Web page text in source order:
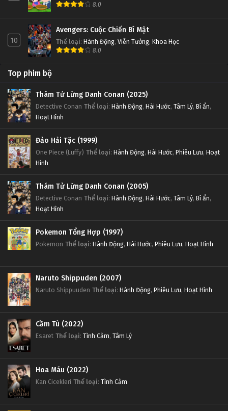
8.0
10
Avengers: Cuộc Chiến Bí Mật
Thể loại: Hành Động, Viễn Tưởng, Khoa Học
8.0
Top phim bộ
Thám Tử Lừng Danh Conan (2025)
Detective Conan Thể loại: Hành Động, Hài Hước, Tâm Lý, Bí ẩn,
Hoạt Hình
Đảo Hải Tặc (1999)
One Piece (Luffy) Thể loại: Hành Động, Hài Hước, Phiêu Lưu, Hoạt
Hình
Thám Tử Lừng Danh Conan (2005)
Detective Conan Thể loại: Hành Động, Hài Hước, Tâm Lý, Bí ẩn,
Hoạt Hình
Pokemon Tổng Hợp (1997)
Pokemon Thể loại: Hành Động, Hài Hước, Phiêu Lưu, Hoạt Hình
Naruto Shippuden (2007)
Naruto Shippuuden Thể loại: Hành Động, Phiêu Lưu, Hoạt Hình
Cầm Tù (2022)
Esaret Thể loại: Tình Cảm, Tâm Lý
Hoa Máu (2022)
Kan Cicekleri Thể loại: Tình Cảm